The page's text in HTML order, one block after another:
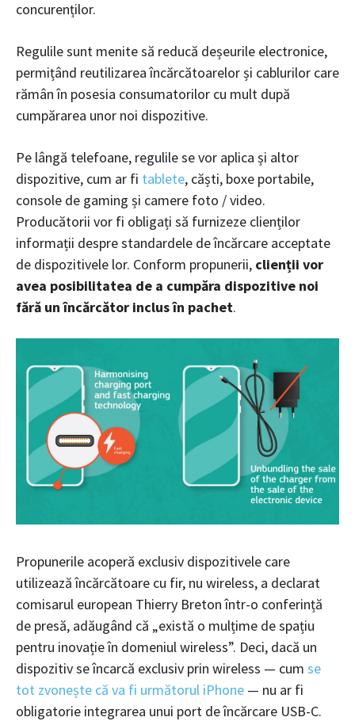
concurenților.
Regulile sunt menite să reducă deșeurile electronice,
permițând reutilizarea încărcătoarelor și cablurilor care
rămân în posesia consumatorilor cu mult după
cumpărarea unor noi dispozitive.
Pe lângă telefoane, regulile se vor aplica și altor
dispozitive, cum ar fi tablete, căști, boxe portabile,
console de gaming și camere foto / video.
Producătorii vor fi obligați să furnizeze clienților
informații despre standardele de încărcare acceptate
de dispozitivele lor. Conform propunerii, clienții vor
avea posibilitatea de a cumpăra dispozitive noi
fără un încărcător inclus în pachet.
Propunerile acoperă exclusiv dispozitivele care
utilizează încărcătoare cu fir, nu wireless, a declarat
comisarul european Thierry Breton într-o conferință
de presă, adăugând că „există o mulțime de spațiu
pentru inovație în domeniul wireless”. Deci, dacă un
dispozitiv se încarcă exclusiv prin wireless — cum se
tot zvonește că va fi următorul iPhone — nu ar fi
obligatorie integrarea unui port de încărcare USB-C.